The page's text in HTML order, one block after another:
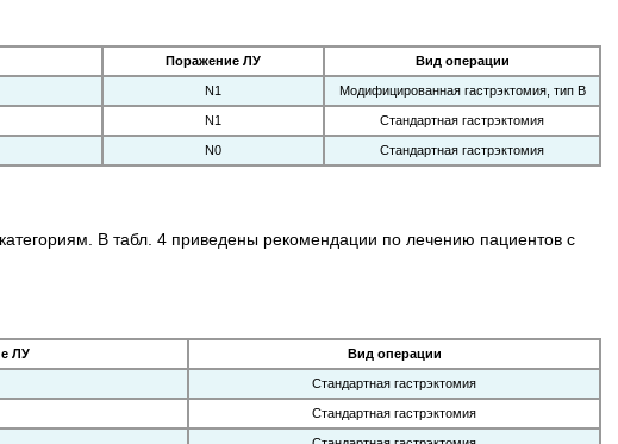
Поражение ЛУ Вид операции
N1 Модифицированная гастр­эктомия, тип В
N1 Стандартная гастрэктомия
N0 Стандартная гастрэктомия
В табл. 4 приведены рекомендации по лечению пациентов с
ЛУ Вид операции
Стандартная гастрэктомия
Стандартная гастрэктомия